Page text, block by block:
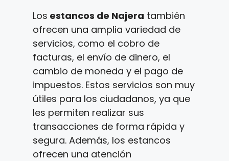
Los estancos de Najera también
ofrecen una amplia variedad de
servicios, como el cobro de
facturas, el envío de dinero, el
cambio de moneda y el pago de
impuestos. Estos servicios son muy
útiles para los ciudadanos, ya que
les permiten realizar sus
transacciones de forma rápida y
segura. Además, los estancos
ofrecen una atención